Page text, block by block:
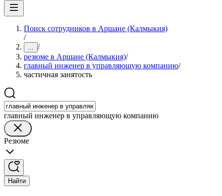
Поиск сотрудников в Аршане (Калмыкия)
/
... /
резюме в Аршане (Калмыкия)/
главный инженер в управляющую компанию/
частичная занятость
главный инженер в управляющую компанию
Резюме
Найти